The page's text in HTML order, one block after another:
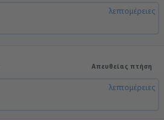
λεπτομέρειες
Απευθείας πτήση
λεπτομέρειες